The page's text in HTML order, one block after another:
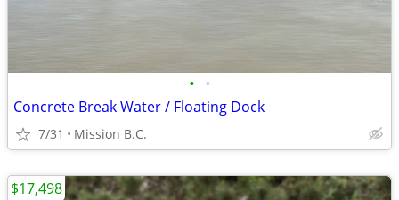
• •
Concrete Break Water / Floating Dock
7/31 Mission B.C.
$17,498